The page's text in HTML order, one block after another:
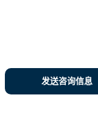
发送咨询信息